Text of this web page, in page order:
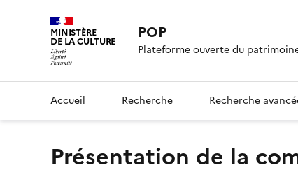
MINISTÈRE
DE LA CULTURE POP
Plateforme ouverte du
Accueil Recherche Recherche
présentation de la